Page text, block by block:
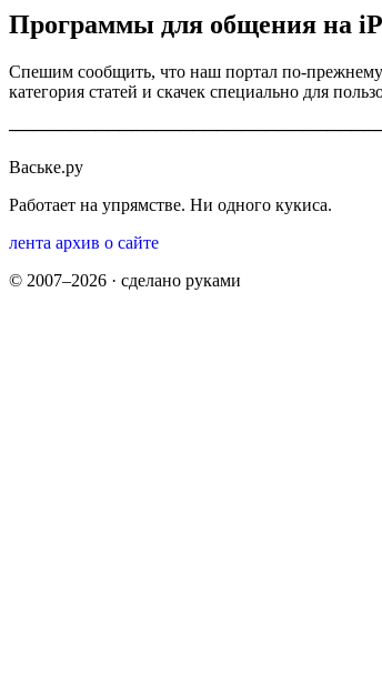
Программы для общения на
Спешим сообщить, что наш портал по-прежнему
категория статей и скачек специально для
Ваське.ру
Работает на упрямстве. Ни одного кукиса.
лента архив о сайте
© 2007–2026 · сделано руками